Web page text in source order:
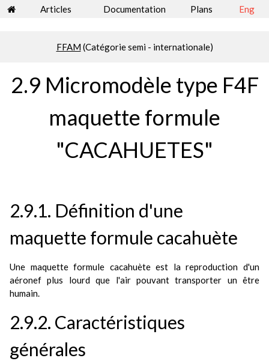
Articles Documentation Plans Eng
FFAM (Catégorie semi - internationale)
2.9 Micromodèle type F4F
maquette formule
"CACAHUETES"
2.9.1. Définition d'une
maquette formule cacahuète
Une maquette formule cacahuète est la reproduction d'un
aéronef plus lourd que l'air pouvant transporter un être
humain.
2.9.2. Caractéristiques
générales